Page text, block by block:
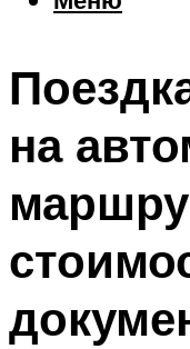
Шоппинг
Что
Меню
на